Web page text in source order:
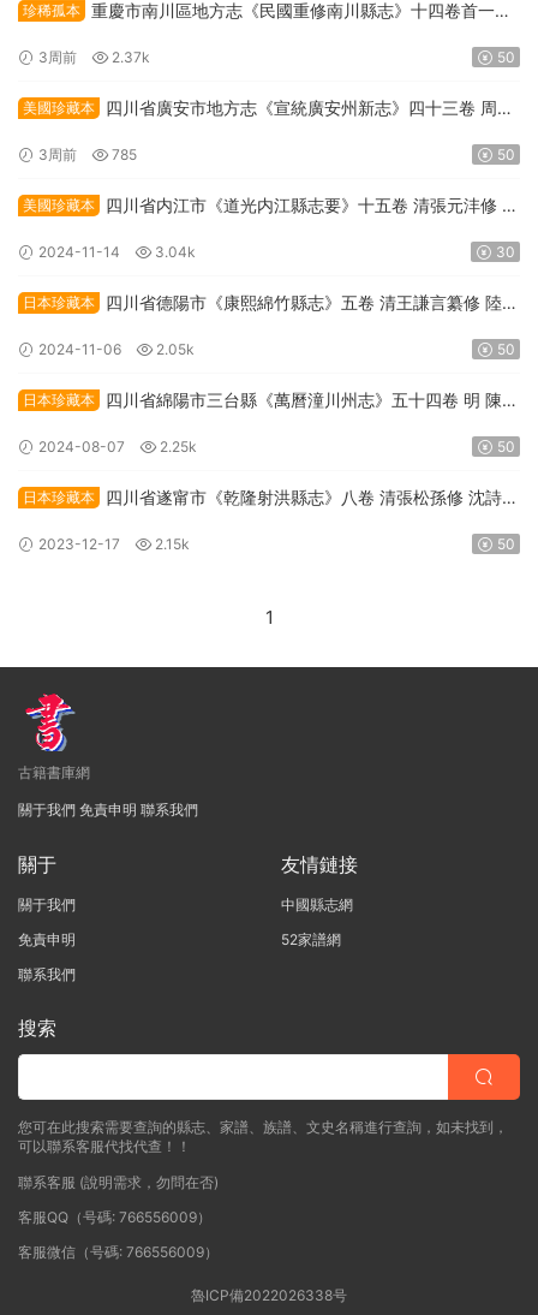
珍稀孤本 重慶市南川區地方志《民國重修南川縣志》十四卷首一卷
3周前 2.37k 50
美國珍藏本
四川省廣安市地方志《宣統廣安州新志》四十三卷 周克
3周前 785 50
美國珍藏本
四川省内江市《道光内江縣志要》十五卷 清張元沣修 王
2024-11-14 3.04k 30
日本珍藏本
四川省德陽市《康熙綿竹縣志》五卷 清王謙言纂修 陸箕
2024-11-06 2.05k 50
日本珍藏本
四川省綿陽市三台縣《萬曆潼川州志》五十四卷 明 陳時
2024-08-07 2.25k 50
日本珍藏本
四川省遂甯市《乾隆射洪縣志》八卷 清張松孫修 沈詩杜
2023-12-17 2.15k 50
1
古籍書庫網
關于我們 免責申明 聯系我們
關于
關于我們
免責申明
聯系我們
友情鏈接
中國縣志網
52家譜網
搜索
您可在此搜索需要查詢的縣志、家譜、族譜、文史名稱進行查詢，如未找到，
可以聯系客服代找代查！！
聯系客服 (說明需求，勿問在否)
客服QQ（号碼: 766556009）
客服微信（号碼: 766556009）
魯ICP備2022026338号